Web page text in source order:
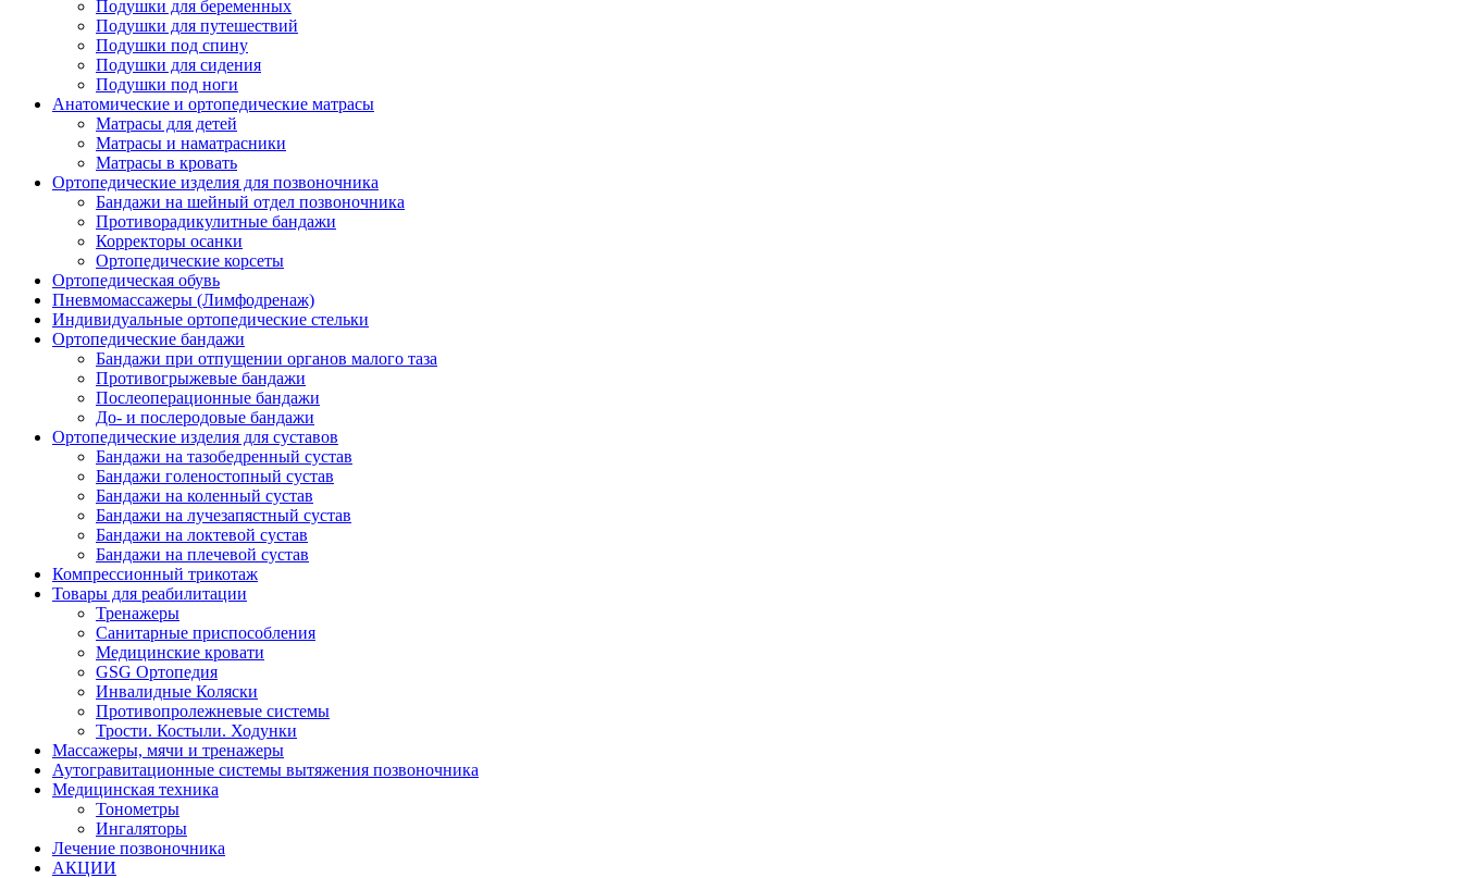
Подушки для беременных
Подушки для путешествий
Подушки под спину
Подушки для сидения
Подушки под ноги
Анатомические и ортопедические матрасы
Матрасы для детей
Матрасы и наматрасники
Матрасы в кровать
Ортопедические изделия для позвоночника
Бандажи на шейный отдел позвоночника
Противорадикулитные бандажи
Корректоры осанки
Ортопедические корсеты
Ортопедическая обувь
Пневмомассажеры (Лимфодренаж)
Индивидуальные ортопедические стельки
Ортопедические бандажи
Бандажи при отпущении органов малого таза
Противогрыжевые бандажи
Послеоперационные бандажи
До- и послеродовые бандажи
Ортопедические изделия для суставов
Бандажи на тазобедренный сустав
Бандажи голеностопный сустав
Бандажи на коленный сустав
Бандажи на лучезапястный сустав
Бандажи на локтевой сустав
Бандажи на плечевой сустав
Компрессионный трикотаж
Товары для реабилитации
Тренажеры
Санитарные приспособления
Медицинские кровати
GSG Ортопедия
Инвалидные Коляски
Противопролежневые системы
Трости. Костыли. Ходунки
Массажеры, мячи и тренажеры
Аутогравитационные системы вытяжения позвоночника
Медицинская техника
Тонометры
Ингаляторы
Лечение позвоночника
АКЦИИ